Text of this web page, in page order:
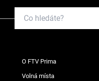
O FTV Prima
Volná místa